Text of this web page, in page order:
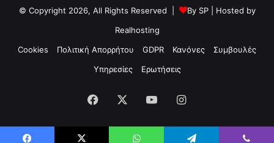
© Copyright 2026, All Rights Reserved | By SP| Hosted by
Realhosting
Cookies
Πολιτική Απορρήτου GDPR Κανόνες
Συμβουλές
Υπηρεσίες
Ερωτήσεις
Facebook YouTubeInstagram